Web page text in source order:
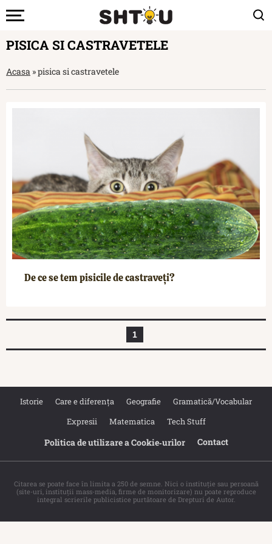
PISICA SI CASTRAVETELE
Acasa »pisica si castravetele
De ce se tem pisicile de castraveți?
1
Istorie Care e diferența Geografie
Gramatică/Vocabular
Expresii
Matematica Tech Stuff
Politica de utilizare a Cookie‐urilor Contact
Citarea se poate face în limita a 250 de semne. Nici o instituţie sau persoană
(site-uri, instituţii mass-media, firme de monitorizare) nu poate reproduce
integral scrierile publicistice purtătoare de Drepturi de Autor.